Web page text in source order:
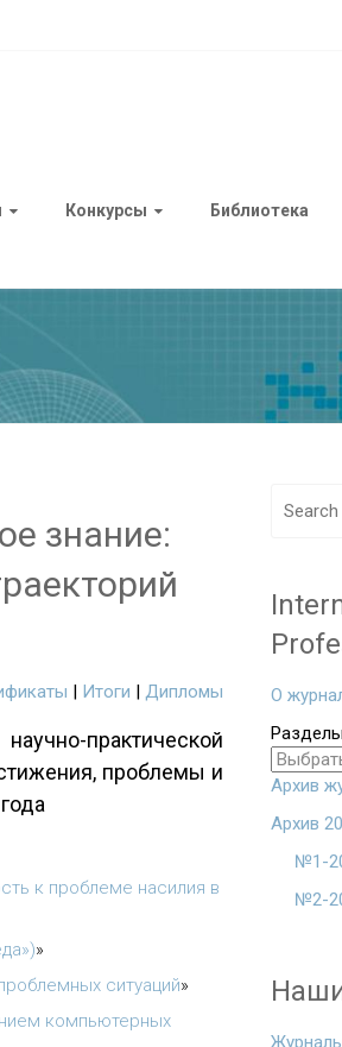
Конкурсы Библиотека
знание:
| Итоги | Дипломы
практической
проблемы и
к проблеме насилия в
»
ситуаций»
компьютерных
О
Архив
Архив
№1-
№2-